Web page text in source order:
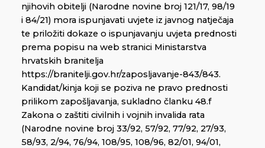
njihovih obitelji (Narodne novine broj 121/17, 98/19
i 84/21) mora ispunjavati uvjete iz javnog natječaja
te priložiti dokaze o ispunjavanju uvjeta prednosti
prema popisu na web stranici Ministarstva
hrvatskih branitelja
https://branitelji.gov.hr/zaposljavanje-843/843.
Kandidat/kinja koji se poziva ne pravo prednosti
prilikom zapošljavanja, sukladno članku 48.f
Zakona o zaštiti civilnih i vojnih invalida rata
(Narodne novine broj 33/92, 57/92, 77/92, 27/93,
58/93, 2/94, 76/94, 108/95, 108/96, 82/01, 94/01,